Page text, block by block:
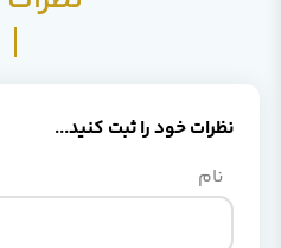
نظرات خود را ثبت کنید...
نام